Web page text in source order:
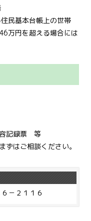
民基本台帳上の世帯
万円を超える場合には
容記録票 等
はご相談ください。
－２１１６